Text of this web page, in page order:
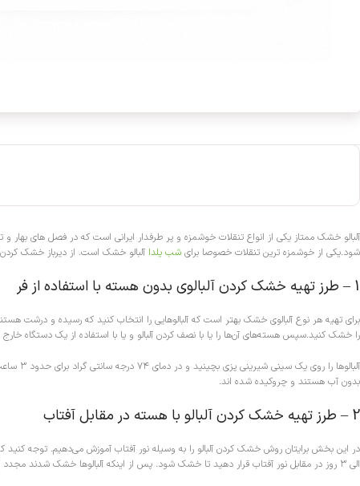
آلبالو خشک ممتاز یکی از انواع تنقلات خوشمزه و پر طرفدار ایرانی است که در فصل های
شود.یکی از خوشمزه ترین تنقلات خصوصا برای شب یلدا آلبالو خشک است. از دیرباز خشک
1 – طرز تهیه خشک کردن آلبالوی بدون هسته با استفاده از فر
برای تهیه هر نوع آلبالوی خشک بهتر است که آلبالو‌هایی را انتخاب کنید که رسیده و درشت
را خشک کنید.سپس هسته‌های آن‌ها را یا با نصف کردن آلبالو و یا با استفاده از یک دستگاه خارج
بدون آب هستند و چروکیده شده اند.
2 – طرز تهیه خشک کردن آلبالو با هسته در مقابل آفتاب
الی ۳ روز در مقابل نور آفتاب قرار دهید تا خشک شود. پس از اینکه آلبالو‌ها خشک شدند مجدد آبکشی کنید و مقداری نمک بزنید. سپس ۱ ساعت دیگر در نور آفتاب قرار دهید تا آماده شود.